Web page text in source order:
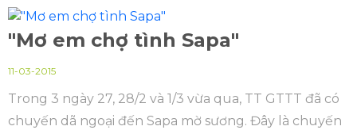
"Mơ em chợ tình Sapa"
11-03-2015
Trong 3 ngày 27, 28/2 và 1/3 vừa qua, TT GTTT đã có
chuyến dã ngoại đến Sapa mờ sương. Đây là chuyến